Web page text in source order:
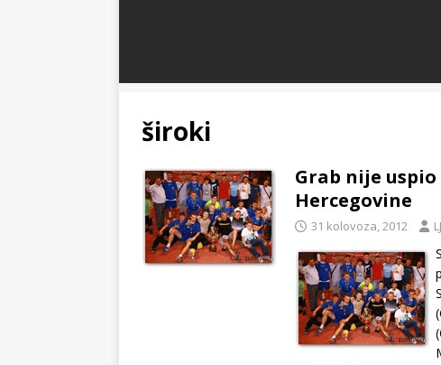
široki
Grab nije
Hercegovine
31 kolovoza, 2012